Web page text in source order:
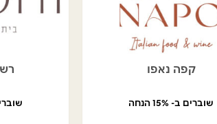
שוברים
קפה נאפו
שוברים ב- 15% הנחה